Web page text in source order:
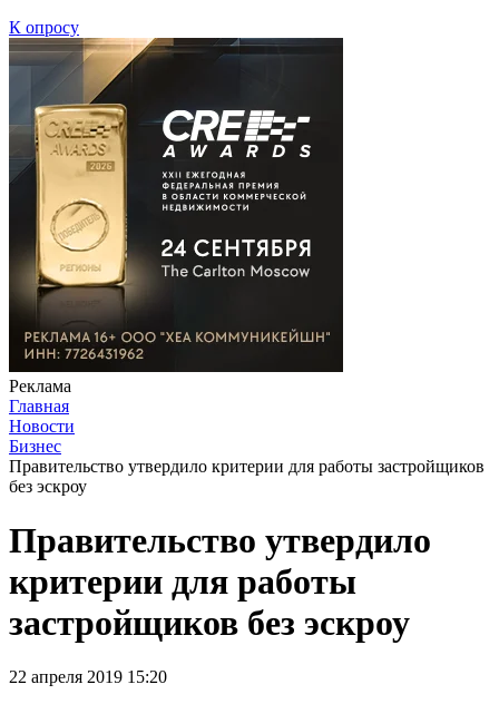
К опросу
Реклама
Главная
Новости
Бизнес
Правительство утвердило критерии для работы застройщиков
без эскроу
Правительство утвердило
критерии для работы
застройщиков без эскроу
22 апреля 2019 15:20